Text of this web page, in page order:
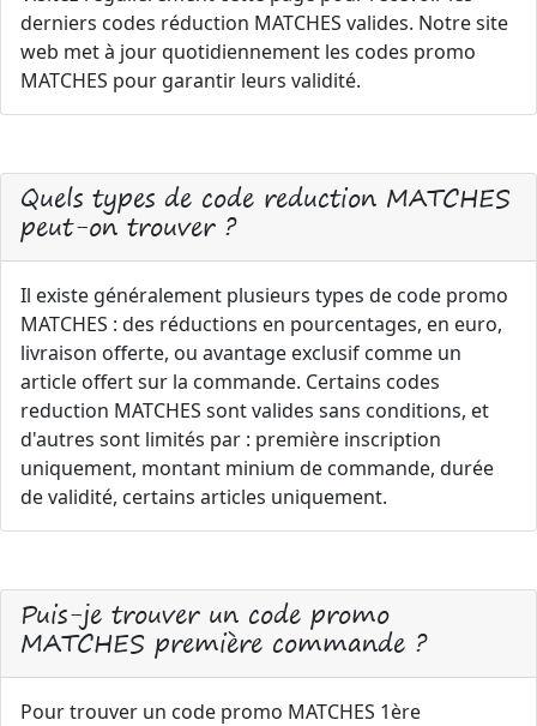
derniers codes réduction MATCHES valides. Notre site
web met à jour quotidiennement les codes promo
MATCHES pour garantir leurs validité.
Quels types de code reduction MATCHES
peut-on trouver ?
Il existe généralement plusieurs types de code promo
MATCHES : des réductions en pourcentages, en euro,
livraison offerte, ou avantage exclusif comme un
article offert sur la commande. Certains codes
reduction MATCHES sont valides sans conditions, et
d'autres sont limités par : première inscription
uniquement, montant minium de commande, durée
de validité, certains articles uniquement.
Puis-je trouver un code promo
MATCHES première commande ?
Pour trouver un code promo MATCHES 1ère